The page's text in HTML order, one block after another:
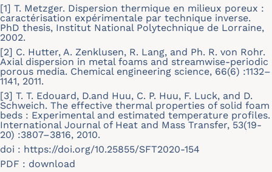
[1] T. Metzger. Dispersion thermique en milieux poreux :
caractérisation expérimentale par technique inverse.
PhD thesis, Institut National Polytechnique de Lorraine,
2002.
[2] C. Hutter, A. Zenklusen, R. Lang, and Ph. R. von Rohr.
Axial dispersion in metal foams and streamwise-periodic
porous media. Chemical engineering science, 66(6) :1132–
1141, 2011.
[3] T. T. Edouard, D.and Huu, C. P. Huu, F. Luck, and D.
Schweich. The effective thermal properties of solid foam
beds : Experimental and estimated temperature profiles.
International Journal of Heat and Mass Transfer, 53(19-
20) :3807–3816, 2010.
doi : https://doi.org/10.25855/SFT2020-154
PDF : download